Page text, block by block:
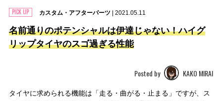
カスタム・アフターパーツ| 2021.05.11
名前通りのポテンシャルは伊達じゃない！ハイグ
リップタイヤのスゴ過ぎる性能
Posted by KAKO MIRAI
タイヤに求められる機能は「走る・曲がる・止まる」ですが、ス